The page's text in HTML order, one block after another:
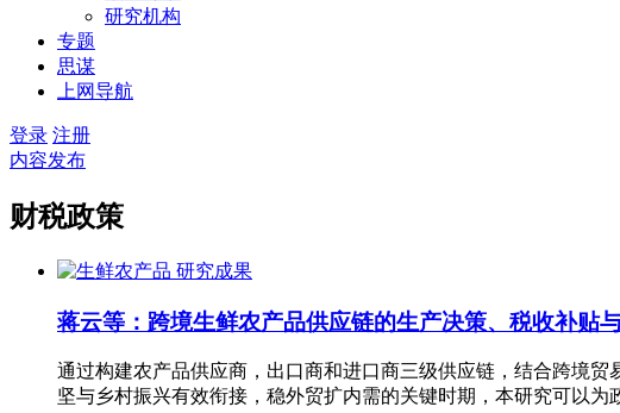
研究机构
专题
思谋
上网导航
登录 注册
内容发布
财税政策
研究成果
蒋云等：跨境生鲜农产品供应链的生产决策、税收补贴
通过构建农产品供应商，出口商和进口商三级供应链，结合跨境
坚与乡村振兴有效衔接，稳外贸扩内需的关键时期，本研究可以为